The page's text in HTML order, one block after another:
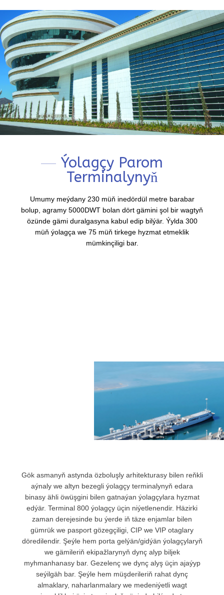
Ýolagçy Parom
Terminalynyň
Umumy meýdany 230 müň inedördül metre barabar
bolup, agramy 5000DWT bolan dört gämini şol bir wagtyň
özünde gämi duralgasyna kabul edip bilýär. Ýylda 300
müň ýolagça we 75 müň tirkege hyzmat etmeklik
mümkinçiligi bar.
Gök asmanyň astynda özboluşly arhitekturasy bilen reňkli
aýnaly we altyn bezegli ýolagçy terminalynyň edara
binasy ähli öwüşgini bilen gatnaýan ýolagçylara hyzmat
edýär. Terminal 800 ýolagçy üçin niýetlenendir. Häzirki
zaman derejesinde bu ýerde iň täze enjamlar bilen
gümrük we pasport gözegçiligi, CIP we VIP otaglary
döredilendir. Şeýle hem porta gelýän/gidýän ýolagçylaryň
we gämileriň ekipažlarynyň dynç alyp biljek
myhmanhanasy bar. Gezelenç we dynç alyş üçin ajaýyp
seýilgäh bar. Şeýle hem müşderileriň rahat dynç
almaklary, naharlanmalary we medeniýetli wagt